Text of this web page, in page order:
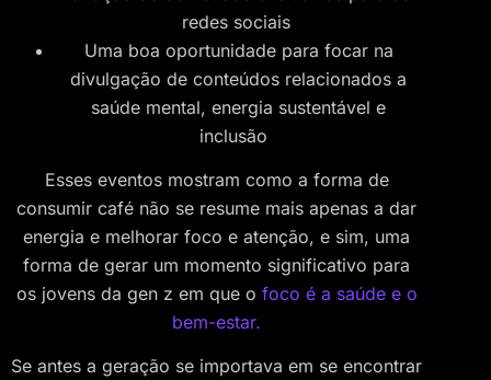
redes sociais
Uma boa oportunidade para focar na
divulgação de conteúdos relacionados a
saúde mental, energia sustentável e
inclusão
Esses eventos mostram como a forma de
consumir café não se resume mais apenas a dar
energia e melhorar foco e atenção, e sim, uma
forma de gerar um momento significativo para
os jovens da gen z em que o foco é a saúde e o
bem-estar.
Se antes a geração se importava em se encontrar